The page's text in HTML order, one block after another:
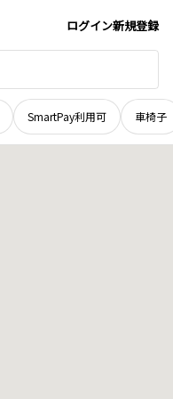
ログイン新規登録
SmartPay利用可 車椅子